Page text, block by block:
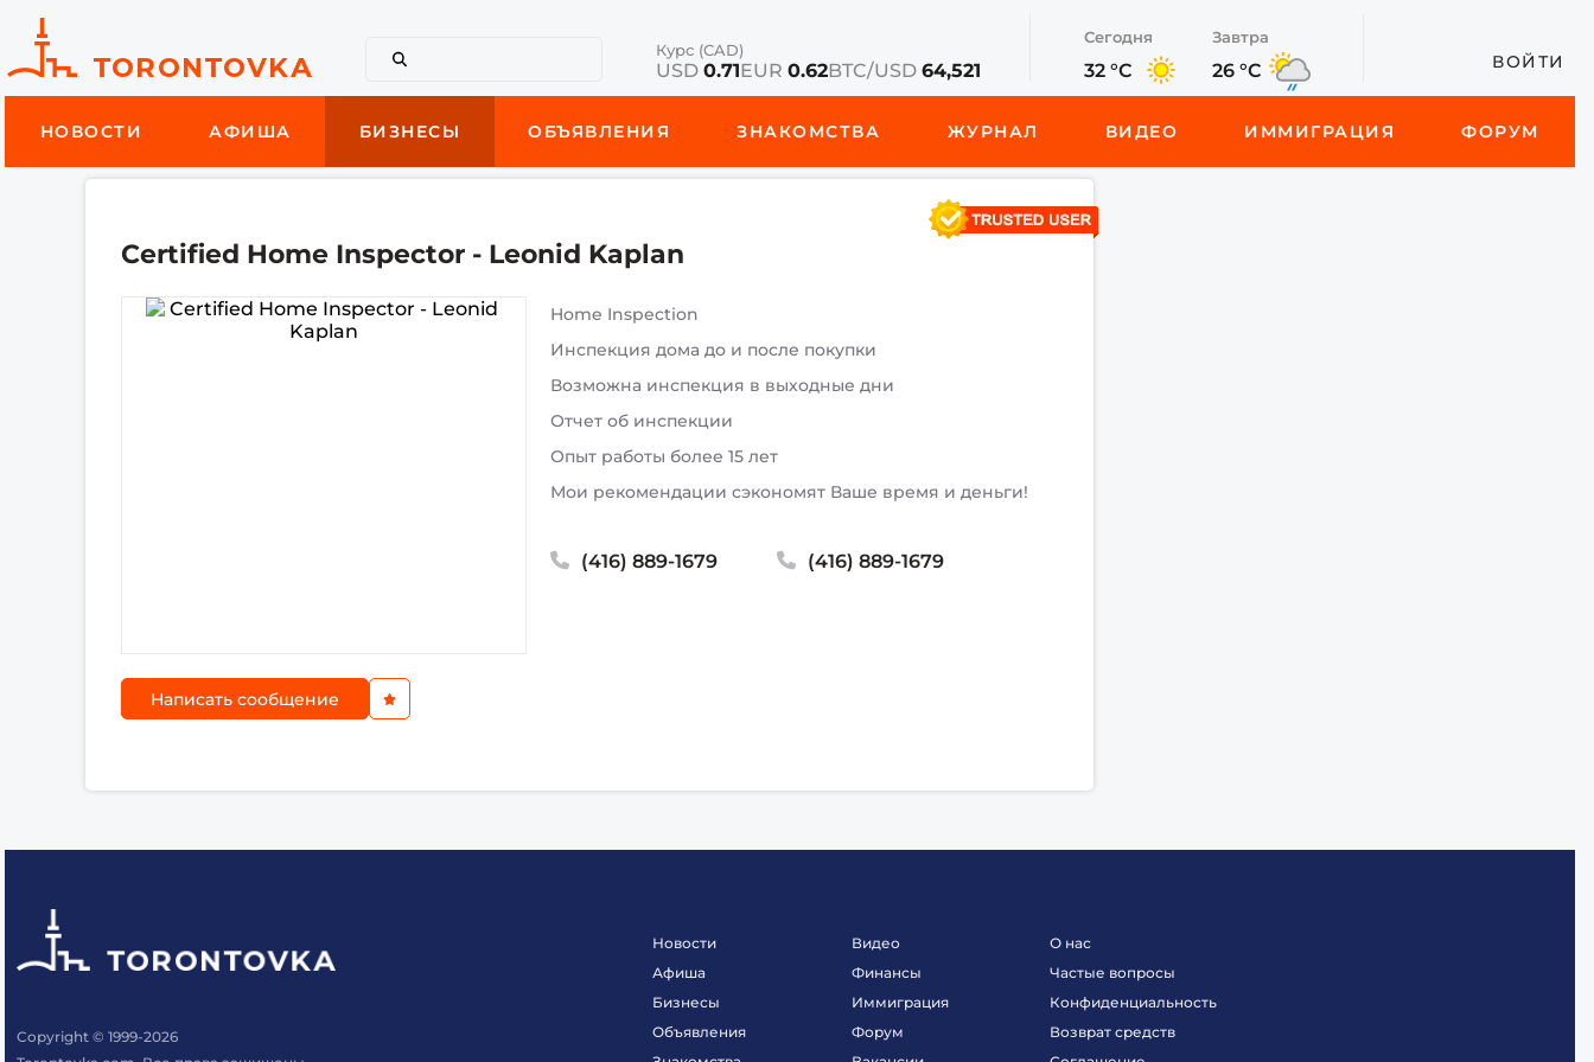
Курс (CAD)
USD 0.71EUR 0.62BTC/USD 64,521
Сегодня
32 °C
Завтра
26 °C ВОЙТИ
НОВОСТИ АФИША БИЗНЕСЫ ОБЪЯВЛЕНИЯ ЗНАКОМСТВА ЖУРНАЛ ВИДЕО ИММИГРАЦИЯ ФОРУМ
Certified Home Inspector - Leonid Kaplan
Написать сообщение
Home Inspection
Инспекция дома до и после покупки
Возможна инспекция в выходные дни
Отчет об инспекции
Опыт работы более 15 лет
Мои рекомендации сэкономят Ваше время и деньги!
(416) 889-1679 (416) 889-1679
Copyright © 1999-2026
Новости
Афиша
Бизнесы
Объявления
Видео
Финансы
Иммиграция
Форум
О нас
Частые вопросы
Конфиденциальность
Возврат средств